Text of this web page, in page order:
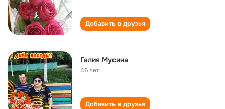
Добавить в друзья
Галия Мусина
46 лет
Добавить в друзья